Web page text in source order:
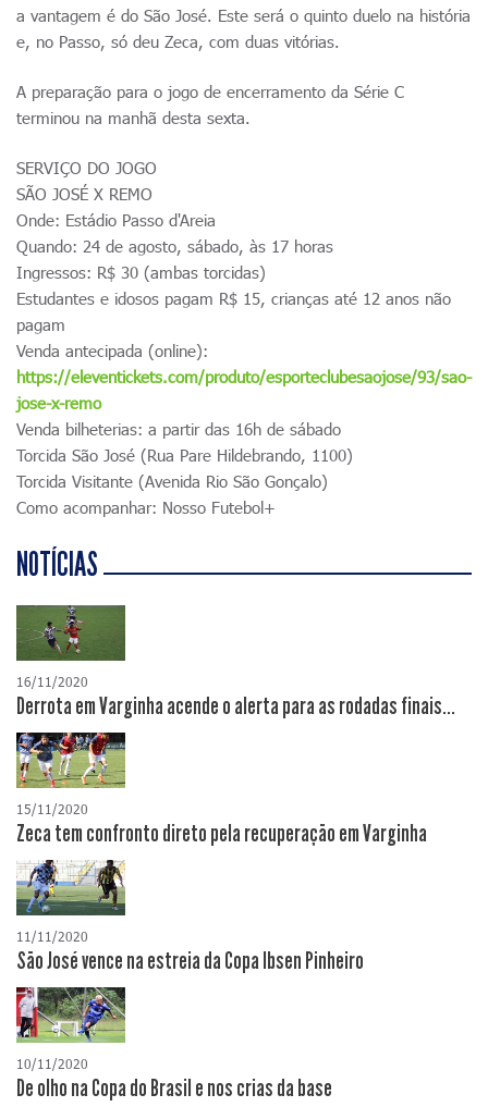
a vantagem é do São José. Este será o quinto duelo na história
e, no Passo, só deu Zeca, com duas vitórias.
A preparação para o jogo de encerramento da Série C
terminou na manhã desta sexta.
SERVIÇO DO JOGO
SÃO JOSÉ X REMO
Onde: Estádio Passo d'Areia
Quando: 24 de agosto, sábado, às 17 horas
Ingressos: R$ 30 (ambas torcidas)
Estudantes e idosos pagam R$ 15, crianças até 12 anos não
pagam
Venda antecipada (online):
https://eleventickets.com/produto/esporteclubesaojose/93/sao-
jose-x-remo
Venda bilheterias: a partir das 16h de sábado
Torcida São José (Rua Pare Hildebrando, 1100)
Torcida Visitante (Avenida Rio São Gonçalo)
Como acompanhar: Nosso Futebol+
NOTÍCIAS
16/11/2020
Derrota em Varginha acende o alerta para as rodadas finais...
15/11/2020
Zeca tem confronto direto pela recuperação em Varginha
11/11/2020
São José vence na estreia da Copa Ibsen Pinheiro
10/11/2020
De olho na Copa do Brasil e nos crias da base